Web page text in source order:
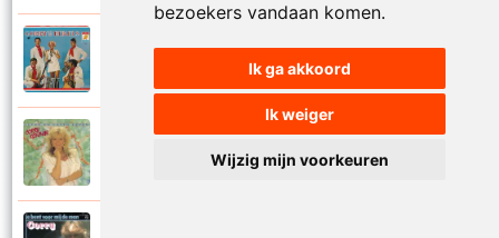
bezoekers vandaan komen.
Ik ga akkoord
Ik weiger
Wijzig mijn voorkeuren
Corry en De Rekels
Jij bent mijn alles